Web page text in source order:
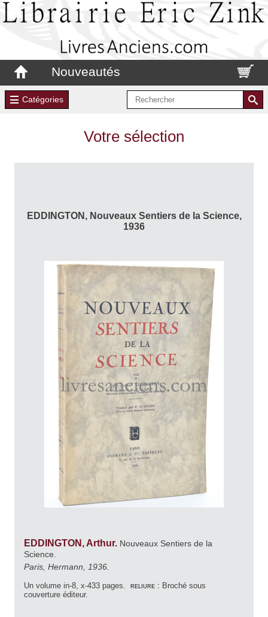
Nouveautés
Catégories
Votre sélection
EDDINGTON, Nouveaux Sentiers de la Science,
1936
EDDINGTON, Arthur. Nouveaux Sentiers de la
Science.
Paris, Hermann, 1936.
Un volume in-8, x-433 pages. reliure : Broché sous
couverture éditeur.